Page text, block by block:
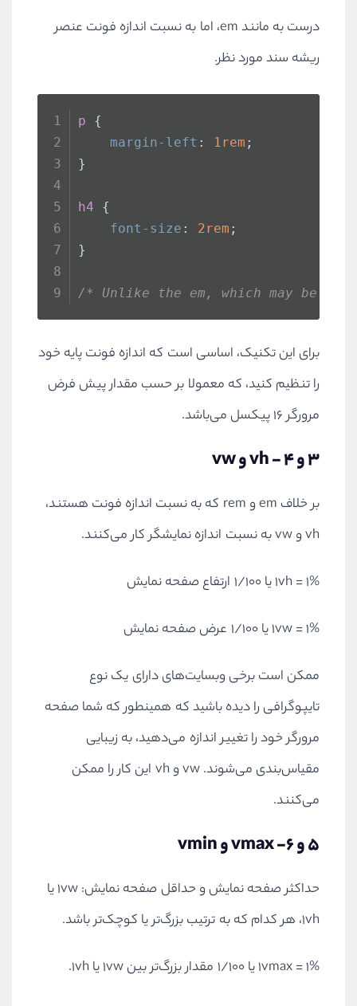
درست به مانند em، اما به نسبت اندازه فونت عنصر
ریشه سند مورد نظر.
p {
margin-left : 1rem ;
}
h4 {
font-size : 2rem ;
}
/* Unlike the em, which may be
برای این تکنیک، اساسی است که اندازه فونت پایه خود
را تنظیم کنید، که معمولا بر حسب مقدار پیش فرض
مرورگر ۱۶ پیکسل می‌باشد.
۳ و ۴ - vh و vw
بر خلاف em و rem که به نسبت اندازه فونت هستند،
vh و vw به نسبت اندازه نمایشگر کار می‌کنند.
1vh = 1% یا 1/100 ارتفاع صفحه نمایش
1vw = 1% یا 1/100 عرض صفحه نمایش
ممکن است برخی وبسایت‌های دارای یک نوع
تایپوگرافی را دیده باشید که همینطور که شما صفحه
مرورگر خود را تغییر اندازه می‌دهید، به زیبایی
مقیاس‌بندی می‌شوند. vw و vh این کار را ممکن
می‌کنند.
۵ و ۶- vmax و vmin
حداکثر صفحه نمایش و حداقل صفحه نمایش: 1vw یا
1vh، هر کدام که به ترتیب بزرگ‌تر یا کوچک‌تر باشد.
1vmax = 1% یا 1/100 مقدار بزرگ‌تر بین 1vw یا 1vh.